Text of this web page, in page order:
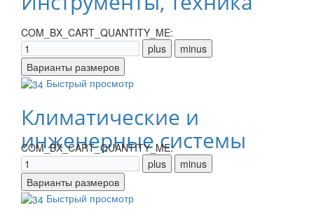
COM_BX_CART_QUANTITY_ME:
Быстрый просмотр
Климатические и
инженерные системы
COM_BX_CART_QUANTITY_ME:
Быстрый просмотр